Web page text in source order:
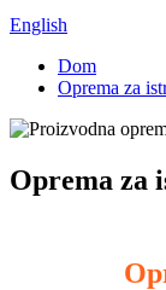
English
Dom
Oprema za
Oprema za